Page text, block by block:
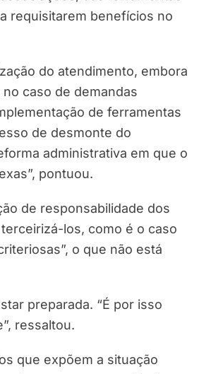
requisitarem benefícios no
do atendimento, embora
caso de demandas
de ferramentas
de desmonte do
administrativa em que o
pontuou.
de responsabilidade dos
los, como é o caso
o que não está
preparada. “É por isso
ressaltou.
que expõem a situação